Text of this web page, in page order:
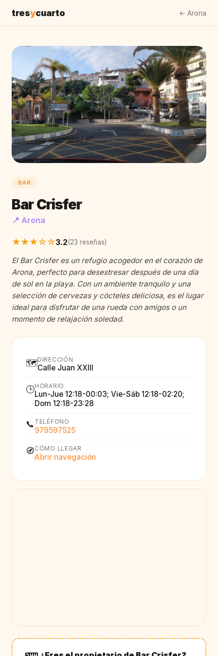
tresycuarto ← Arona
BAR
Bar Crisfer
📍 Arona
★★★☆☆3.2(23 reseñas)
El Bar Crisfer es un refugio acogedor en el corazón de
Arona, perfecto para desestresar después de una día
de sol en la playa. Con un ambiente tranquilo y una
selección de cervezas y cócteles deliciosa, es el lugar
ideal para disfrutar de una rueda con amigos o un
momento de relajación soledad.
🗺️DIRECCIÓN
Calle Juan XXIII
🕒HORARIO
Lun-Jue 12:18-00:03; Vie-Sáb 12:18-02:20;
Dom 12:18-23:28
📞 TELÉFONO
979597525
🧭CÓMO LLEGAR
Abrir navegación